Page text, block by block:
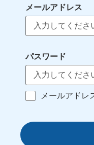
メールアドレス
パスワード
メールアドレ